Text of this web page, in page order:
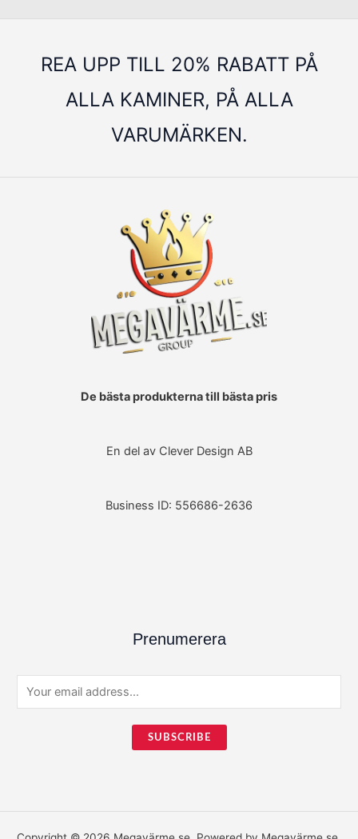
REA UPP TILL 20% RABATT PÅ
ALLA KAMINER, PÅ ALLA
VARUMÄRKEN.
De bästa produkterna till bästa pris
En del av Clever Design AB
Business ID: 556686-2636
Prenumerera
m
SUBSCRIBE